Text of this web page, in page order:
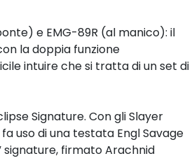
e EMG-89R (al manico): il
la doppia funzione
intuire che si tratta di un set di
Signature. Con gli Slayer
uso di una testata Engl Savage
signature, firmato Arachnid